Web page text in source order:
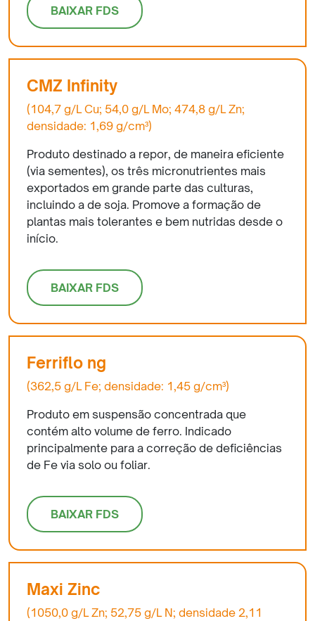
BAIXAR FDS
CMZ Infinity
(104,7 g/L Cu; 54,0 g/L Mo; 474,8 g/L Zn;
densidade: 1,69 g/cm³)
Produto destinado a repor, de maneira eficiente
(via sementes), os três micronutrientes mais
exportados em grande parte das culturas,
incluindo a de soja. Promove a formação de
plantas mais tolerantes e bem nutridas desde o
início.
BAIXAR FDS
Ferriflo ng
(362,5 g/L Fe; densidade: 1,45 g/cm³)
Produto em suspensão concentrada que
contém alto volume de ferro. Indicado
principalmente para a correção de deficiências
de Fe via solo ou foliar.
BAIXAR FDS
Maxi Zinc
(1050,0 g/L Zn; 52,75 g/L N; densidade 2,11